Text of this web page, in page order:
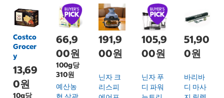
Costco
Grocer
y
13,69
0원
10g당
66,9
00원
100g당
310원
예산농
191,9
00원
닌자 크
리스피
105,9
00원
닌자 푸
디 파워
51,90
0원
바리바
디 마사